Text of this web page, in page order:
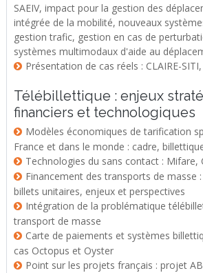
SAEIV, impact pour la gestion des
intégrée de la mobilité, nouveaux
gestion trafic, gestion en cas de
systèmes multimodaux d'aide au
Présentation de cas réels : CLAIRE-
Télébillettique : enjeux
financiers et technologiques
Modèles économiques de tarification
France et dans le monde : cadre,
Technologies du sans contact : Mifare,
Financement des transports de masse
billets unitaires, enjeux et perspectives
Intégration de la problématique
transport de masse
Carte de paiements et systèmes
cas Octopus et Oyster
Point sur les projets français : projet